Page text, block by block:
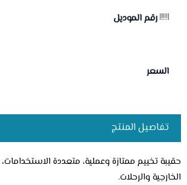
رقم الموديل
السعر
تفاصيل المنتج
حقيبة تخييم ممتازة وعملية، متعددة
الخارجية والرحلات.